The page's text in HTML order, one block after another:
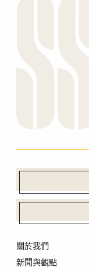
關於我們
新聞與觀點